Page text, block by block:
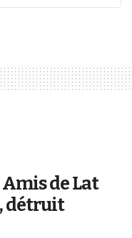
de Lat
détruit